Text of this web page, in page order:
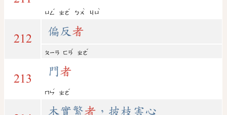
ㄩㄥ
ˇ
ㄓㄜ
ˇ
ㄅㄨ
ˋ
ㄐㄩ
ˋ
212
偏反 者
ㄆㄧㄢ ㄈㄢ
ˇ
ㄓㄜ
ˇ
213
門者
ㄇㄣ
ˊ
ㄓㄜ
ˇ
木實繁者 ，披枝害心